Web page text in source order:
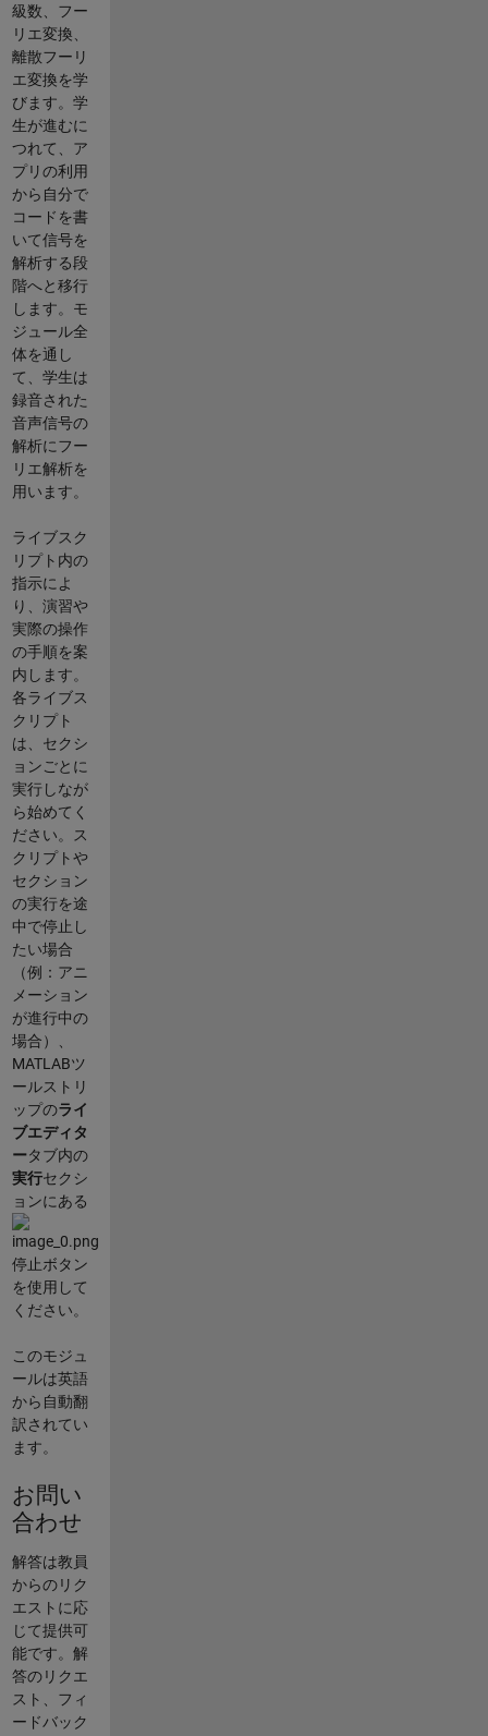
級数、フー
リエ変換、
離散フーリ
エ変換を学
びます。学
生が進むに
つれて、ア
プリの利用
から自分で
コードを書
いて信号を
解析する段
階へと移行
します。モ
ジュール全
体を通し
て、学生は
録音された
音声信号の
解析にフー
リエ解析を
用います。
ライブスク
リプト内の
指示によ
り、演習や
実際の操作
の手順を案
内します。
各ライブス
クリプト
は、セクシ
ョンごとに
実行しなが
ら始めてく
ださい。ス
クリプトや
セクション
の実行を途
中で停止し
たい場合
（例：アニ
メーション
が進行中の
場合）、
MATLABツ
ールストリ
ップのライ
ブエディタ
ータブ内の
実行セクシ
ョンにある
停止ボタン
を使用して
ください。
このモジュ
ールは英語
から自動翻
訳されてい
ます。
お問い
合わせ
解答は教員
からのリク
エストに応
じて提供可
能です。解
答のリクエ
スト、フィ
ードバック